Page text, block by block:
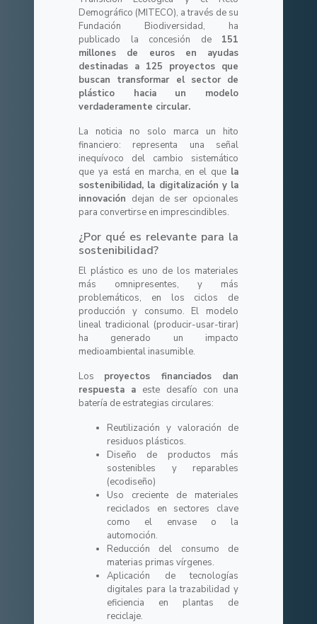
Demográfico (MITECO), a través de su
Fundación Biodiversidad, ha
publicado la concesión de 151
millones de euros en ayudas
destinadas a 125 proyectos que
buscan transformar el sector de
plástico hacia un modelo
verdaderamente circular.
La noticia no solo marca un hito
financiero: representa una señal
inequívoco del cambio sistemático
que ya está en marcha, en el que la
sostenibilidad, la digitalización y la
innovación dejan de ser opcionales
para convertirse en imprescindibles.
¿Por qué es relevante para la
sostenibilidad?
El plástico es uno de los materiales
más omnipresentes, y más
problemáticos, en los ciclos de
producción y consumo. El modelo
lineal tradicional (producir-usar-tirar)
ha generado un impacto
medioambiental inasumible.
Los proyectos financiados dan
respuesta a este desafío con una
batería de estrategias circulares:
Reutilización y valoración de
residuos plásticos.
Diseño de productos más
sostenibles y reparables
(ecodiseño)
Uso creciente de materiales
reciclados en sectores clave
como el envase o la
automoción.
Reducción del consumo de
materias primas vírgenes.
Aplicación de tecnologías
digitales para la trazabilidad y
eficiencia en plantas de
reciclaje.